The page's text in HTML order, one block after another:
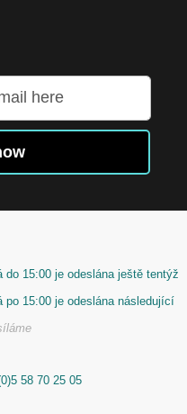
do 15:00 je odeslána ještě tentýž
po 15:00 je odeslána následující
58 70 25 05